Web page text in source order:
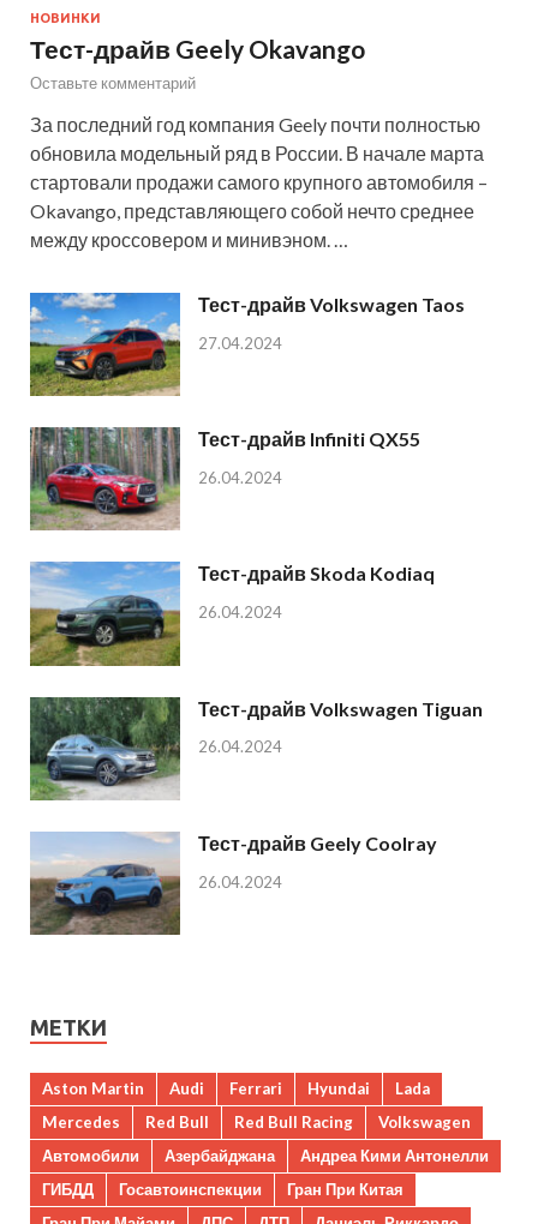
НОВИНКИ
Тест-драйв Geely Okavango
Оставьте комментарий
За последний год компания Geely почти полностью
обновила модельный ряд в России. В начале марта
стартовали продажи самого крупного автомобиля –
Okavango, представляющего собой нечто среднее
между кроссовером и минивэном. …
Тест-драйв Volkswagen Taos
27.04.2024
Тест-драйв Infiniti QX55
26.04.2024
Тест-драйв Skoda Kodiaq
26.04.2024
Тест-драйв Volkswagen Tiguan
26.04.2024
Тест-драйв Geely Coolray
26.04.2024
МЕТКИ
Aston Martin Audi Ferrari Hyundai
Lada
Mercedes
Red Bull Red Bull Racing
Volkswagen
Автомобили
Азербайджана
Андреа Кими Антонелли
ГИБДД
Госавтоинспекции
Гран При Китая